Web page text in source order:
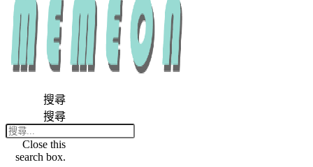
搜尋
搜尋
Close this
search box.